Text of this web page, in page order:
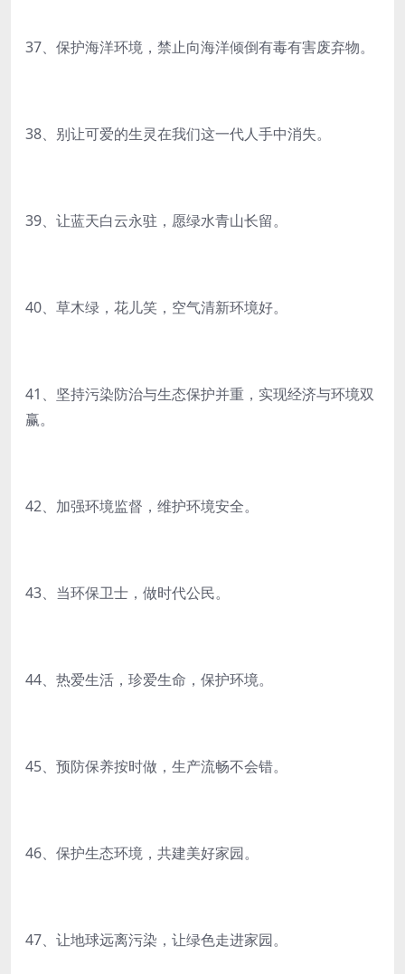
37、保护海洋环境，禁止向海洋倾倒有毒有害废弃物。
38、别让可爱的生灵在我们这一代人手中消失。
39、让蓝天白云永驻，愿绿水青山长留。
40、草木绿，花儿笑，空气清新环境好。
41、坚持污染防治与生态保护并重，实现经济与环境双
赢。
42、加强环境监督，维护环境安全。
43、当环保卫士，做时代公民。
44、热爱生活，珍爱生命，保护环境。
45、预防保养按时做，生产流畅不会错。
46、保护生态环境，共建美好家园。
47、让地球远离污染，让绿色走进家园。